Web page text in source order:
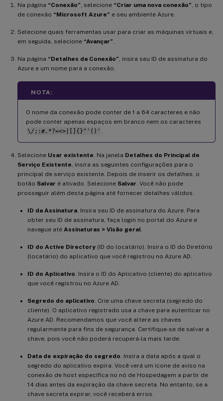
Na página “Conexão” , selecione “Criar uma nova conexão” , o tipo
de conexão “Microsoft Azure” e seu ambiente Azure.
Selecione quais ferramentas usar para criar as máquinas virtuais e,
em seguida, selecione “Avançar”
Na página “Detalhes da Conexão” , insira seu ID de assinatura do
Azure e um nome para a conexão.
NOTA:
O nome da conexão pode conter de 1 a 64 caracteres e não
pode conter apenas espaços em branco nem os caracteres
\/;:#.*?=<>|[]{}"'()'
Selecione Usar existente . Na janela Detalhes do Principal de
Serviço Existente , insira as seguintes configurações para o
principal de serviço existente. Depois de inserir os detalhes, o
botão Salvar é ativado. Selecione Salvar . Você não pode
prosseguir além desta página até fornecer detalhes válidos.
ID da Assinatura . Insira seu ID de assinatura do Azure. Para
obter seu ID de assinatura, faça login no portal do Azure e
navegue até Assinaturas > Visão geral
ID do Active Directory (ID do locatário). Insira o ID do Diretório
(locatário) do aplicativo que você registrou no Azure AD.
ID do Aplicativo . Insira o ID do Aplicativo (cliente) do aplicativo
que você registrou no Azure AD.
Segredo do aplicativo . Crie uma chave secreta (segredo do
cliente). O aplicativo registrado usa a chave para autenticar no
Azure AD. Recomendamos que você altere as chaves
regularmente para fins de segurança. Certifique-se de salvar a
chave, pois você não poderá recuperá-la mais tarde.
Data de expiração do segredo . Insira a data após a qual o
segredo do aplicativo expira. Você verá um ícone de aviso na
conexão de host específica no nó de Hospedagem a partir de
14 dias antes da expiração da chave secreta. No entanto, se a
chave secreta expirar, você receberá erros.